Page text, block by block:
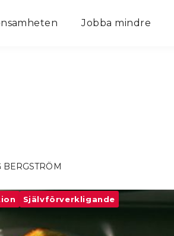
Jobba mindre
Självförverkligande